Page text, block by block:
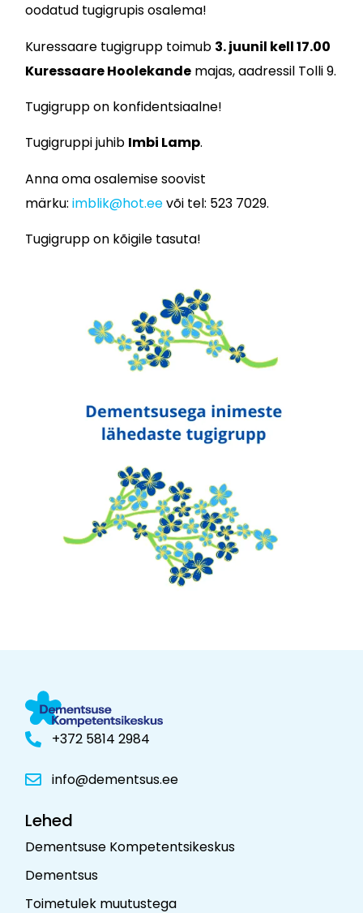
oodatud tugigrupis osalema!
Kuressaare tugigrupp toimub 3. juunil kell 17.00
Kuressaare Hoolekandemajas, aadressil Tolli 9.
Tugigrupp on konfidentsiaalne!
Tugigruppi juhib Imbi Lamp.
Anna oma osalemise soovist
märku: imblik@hot.eevõi tel: 523 7029.
Tugigrupp on kõigile tasuta!
+372 5814 2984
info@dementsus.ee
Lehed
Dementsuse Kompetentsikeskus
Dementsus
Toimetulek muutustega